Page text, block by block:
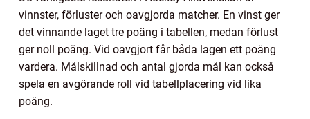
vinnster, förluster och oavgjorda matcher. En vinst ger
det vinnande laget tre poäng i tabellen, medan förlust
ger noll poäng. Vid oavgjort får båda lagen ett poäng
vardera. Målskillnad och antal gjorda mål kan också
spela en avgörande roll vid tabellplacering vid lika
poäng.